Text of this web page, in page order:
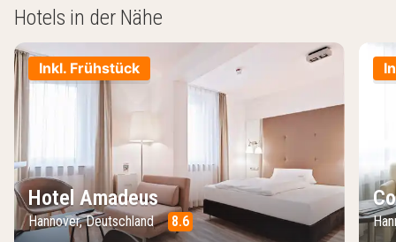
Hotels in der Nähe
Inkl. Frühstück
Hotel Amadeus
Hannover, Deutschland 8.6